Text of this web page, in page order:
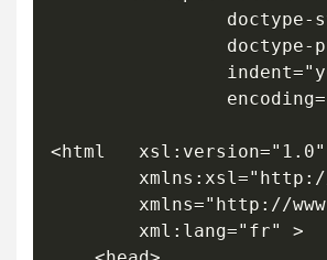
<html 	xsl:version="1.0"